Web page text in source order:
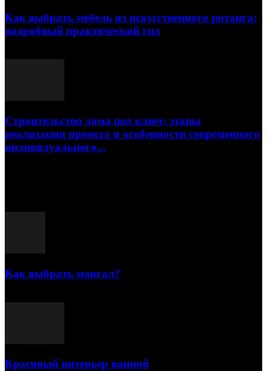
Как выбрать мебель из искусственного ротанга:
подробный практический гид
Строительство дома под ключ: этапы
реализации проекта и особенности современного
индивидуального...
Как выбрать мангал?
Красивый интерьер ванной